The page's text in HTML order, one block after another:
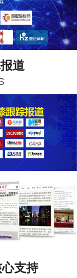
道
支持